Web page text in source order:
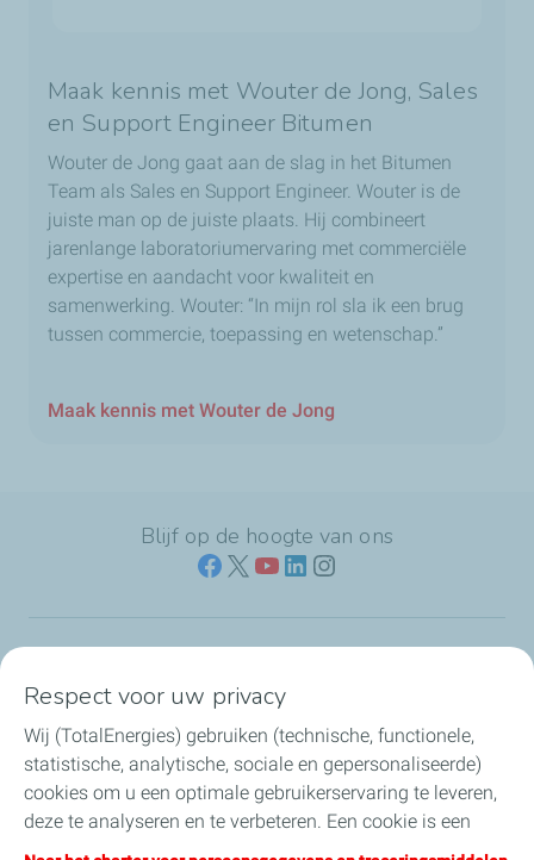
Maak kennis met Wouter de Jong, Sales
en Support Engineer Bitumen
Wouter de Jong gaat aan de slag in het Bitumen
Team als Sales en Support Engineer. Wouter is de
juiste man op de juiste plaats. Hij combineert
jarenlange laboratoriumervaring met commerciële
expertise en aandacht voor kwaliteit en
samenwerking. Wouter: “In mijn rol sla ik een brug
tussen commercie, toepassing en wetenschap.”
Maak kennis met Wouter de Jong
Blijf op de hoogte van ons
Producten & services
Koolstofarme brandstoffen
Direct regelen & contact
Respect voor uw privacy
Wij (TotalEnergies) gebruiken (technische, functionele,
statistische, analytische, sociale en gepersonaliseerde)
cookies om u een optimale gebruikerservaring te leveren,
deze te analyseren en te verbeteren. Een cookie is een
klein tekstbestand dat bij het eerste bezoek aan een